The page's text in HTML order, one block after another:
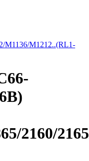
M1136/M1212..(RL1-
2160/